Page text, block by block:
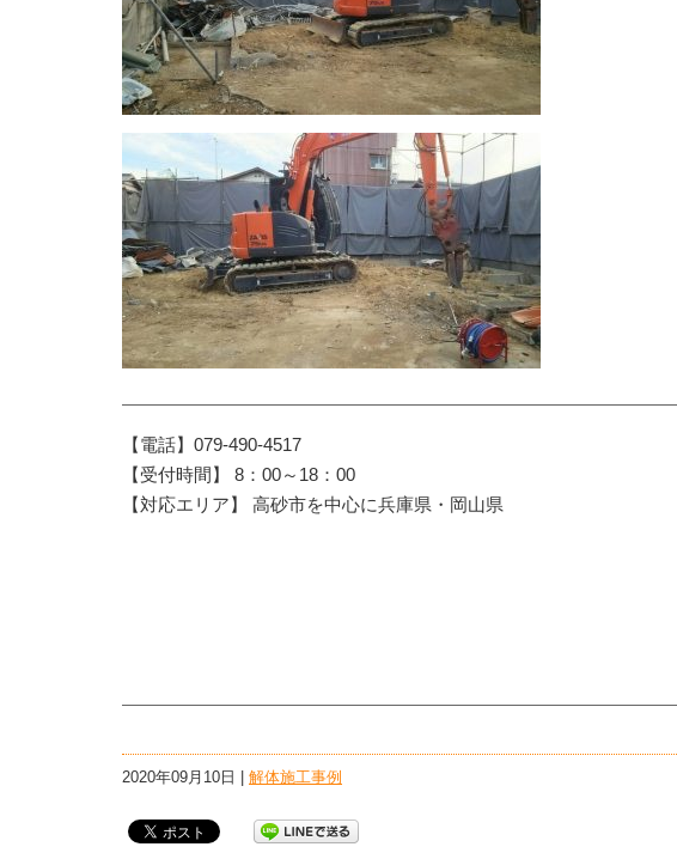
【電話】079-490-4517
【受付時間】 8：00～18：00
【対応エリア】 高砂市を中心に兵庫県・岡山県
2020年09月10日 | 解体施工事例